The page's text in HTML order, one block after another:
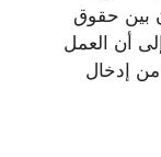
بين حقوق
أن العمل
من إدخال